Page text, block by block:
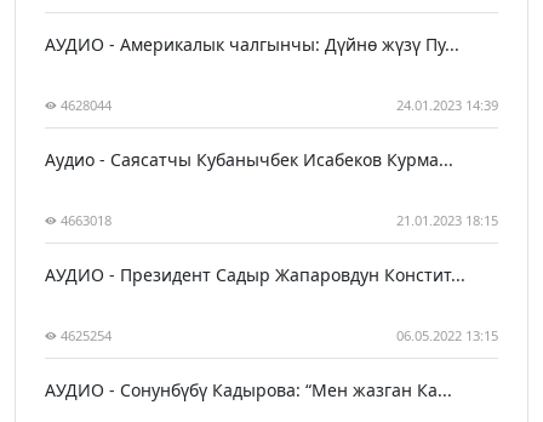
АУДИО - Америкалык чалгынчы: Дүйнө жүзү Пу...
4628044 24.01.2023 14:39
Аудио - Саясатчы Кубанычбек Исабеков Курма...
4663018 21.01.2023 18:15
АУДИО - Президент Садыр Жапаровдун Констит...
4625254 06.05.2022 13:15
АУДИО - Сонунбүбү Кадырова: “Мен жазган Ка...